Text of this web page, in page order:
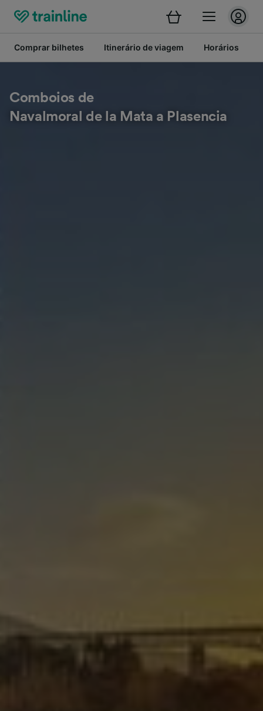
Comprar bilhetes Itinerário de viagem Horários
Comboios de
Navalmoral de la Mata a Plasencia